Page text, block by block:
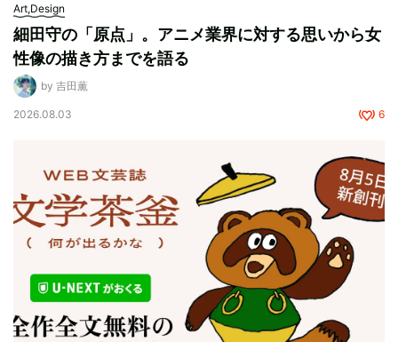
Art,Design
細田守の「原点」。アニメ業界に対する思いから女
性像の描き方までを語る
by 吉田薫
2026.08.03 6